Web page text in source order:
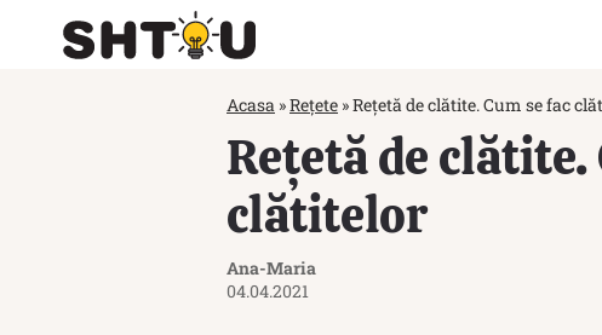
Acasa »Rețete »Rețetă de clătite. Cum se fac
Rețetă de
clătitelor
Ana-Maria
04.04.2021